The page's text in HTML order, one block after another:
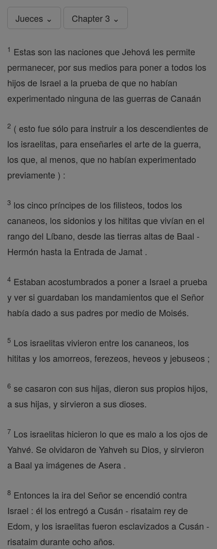
Jueces ⌄ Chapter 3 ⌄
1 Estas son las naciones que Jehová les permite
permanecer, por sus medios para poner a todos los
hijos de Israel a la prueba de que no habían
experimentado ninguna de las guerras de Canaán
2 ( esto fue sólo para instruir a los descendientes de
los israelitas, para enseñarles el arte de la guerra,
los que, al menos, que no habían experimentado
previamente ) :
3 los cinco príncipes de los filisteos, todos los
cananeos, los sidonios y los hititas que vivían en el
rango del Líbano, desde las tierras altas de Baal -
Hermón hasta la Entrada de Jamat .
4 Estaban acostumbrados a poner a Israel a prueba
y ver si guardaban los mandamientos que el Señor
había dado a sus padres por medio de Moisés.
5 Los israelitas vivieron entre los cananeos, los
hititas y los amorreos, ferezeos, heveos y jebuseos ;
6 se casaron con sus hijas, dieron sus propios hijos,
a sus hijas, y sirvieron a sus dioses.
7 Los israelitas hicieron lo que es malo a los ojos de
Yahvé. Se olvidaron de Yahveh su Dios, y sirvieron
a Baal ya imágenes de Asera .
8 Entonces la ira del Señor se encendió contra
Israel : él los entregó a Cusán - risataim rey de
Edom, y los israelitas fueron esclavizados a Cusán -
risataim durante ocho años.